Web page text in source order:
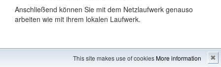
This site makes use of cookiesMore information ✖
Anschließend können Sie mit dem Netzlaufwerk genauso
arbeiten wie mit ihrem lokalen Laufwerk.
Imprint---Sitemap